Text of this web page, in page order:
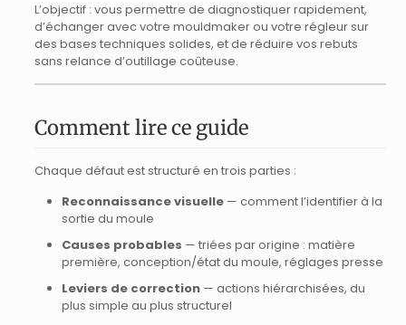
L’objectif : vous permettre de diagnostiquer rapidement,
d’échanger avec votre mouldmaker ou votre régleur sur
des bases techniques solides, et de réduire vos rebuts
sans relance d’outillage coûteuse.
Comment lire ce guide
Chaque défaut est structuré en trois parties :
Reconnaissance visuelle — comment l’identifier à la
sortie du moule
Causes probables — triées par origine : matière
première, conception/état du moule, réglages presse
Leviers de correction — actions hiérarchisées, du
plus simple au plus structurel